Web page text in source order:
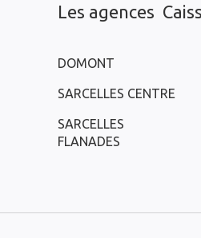
Les agences
DOMONT
SARCELLES CENTRE
SARCELLES
FLANADES